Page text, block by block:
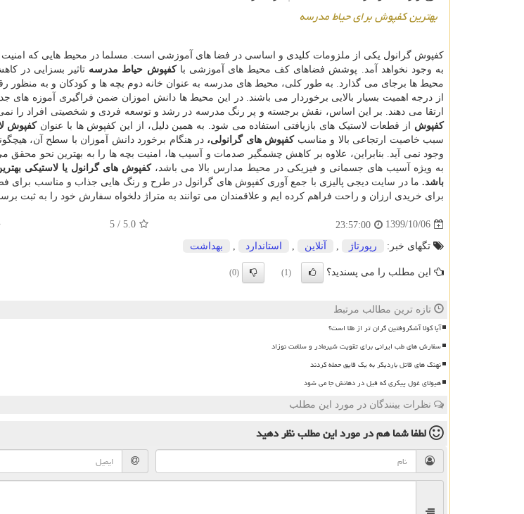
بهترین کفپوش برای حیاط مدرسه
کفپوش گرانول یکی از ملزومات کلیدی و اساسی در فضا های آموزشی است. مسلما در محیط هایی که امنیت
به وجود نخواهد آمد. پوشش فضاهای کف محیط های آموزشی باکفپوش حیاط مدرسه تاثیر بسزایی در
محیط ها برجای می گذارد. به طور کلی، محیط های مدرسه به عنوان خانه دوم بچه ها و کودکان و به منظور
از درجه اهمیت بسیار بالایی برخوردار می باشند. در این محیط ها دانش اموزان ضمن فراگیری آموزه های
ارتقا می دهند. بر این اساس، نقش برجسته و پر رنگ مدرسه در رشد و توسعه فردی و شخصیتی افراد را
کفپوش از قطعات لاستیک های بازیافتی استفاده می شود. به همین دلیل، از این کفپوش ها با عنوانکفپوش
سبب خاصیت ارتجاعی بالا و مناسبکفپوش های گرانولی، در هنگام برخورد دانش آموزان با سطح آن،
وجود نمی آید. بنابراین، علاوه بر کاهش چشمگیر صدمات و آسیب ها، امنیت بچه ها را به بهترین نحو محقق
به ویژه آسیب های جسمانی و فیزیکی در محیط مدارس بالا می باشد،کفپوش های گرانول یا لاستیکی
باشد. ما در سایت دیجی پالیزی با جمع آوری کفپوش های گرانول در طرح و رنگ هایی جذاب و مناسب برای
برای خریدی ارزان و راحت فراهم کرده ایم و علاقمندان می توانند به متراژ دلخواه سفارش خود را به ثبت
1399/10/06
23:57:00
5.0
/
5
تگهای خبر: رپورتاژ , آنلاین , استاندارد , بهداشت
این مطلب را می پسندید؟ (1)
(0)
تازه ترین مطالب مرتبط
آیا کولا آشکروفتین گران تر از طلا است؟
سفارش های طب ایرانی برای تقویت شیرمادر و سلامت نوزاد
نهنگ های قاتل باردیگر به یک قایق حمله کردند
هیولای غول پیکری که فیل در دهانش جا می شود
نظرات بینندگان در مورد این مطلب
لطفا شما همدر مورد این مطلبنظر دهید